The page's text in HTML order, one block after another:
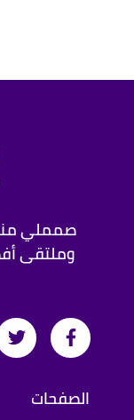
صمملي
وملتقى
الصفحات